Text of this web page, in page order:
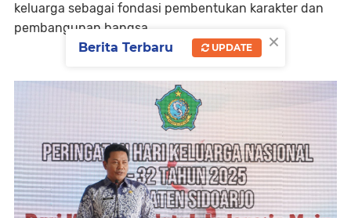
keluarga sebagai fondasi pembentukan karakter dan
pembangunan bangsa.
×
Berita Terbaru UPDATE